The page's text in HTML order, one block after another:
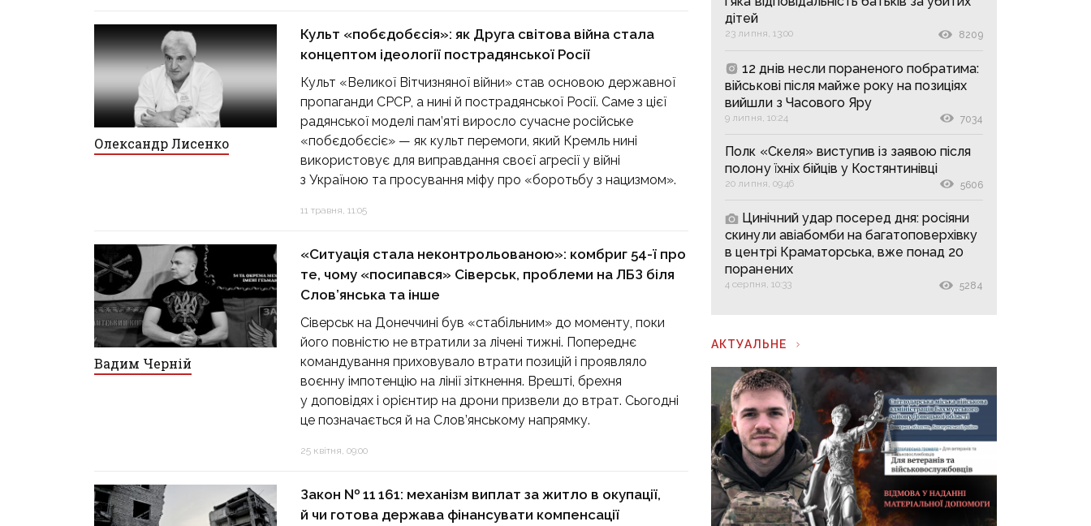
Олександр Лисенко
Культ «побєдобєсія»: як Друга світова війна стала
концептом ідеології пострадянської Росії
Культ «Великої Вітчизняної війни» став основою державної
пропаганди СРСР, а нині й пострадянської Росії. Саме з цієї
радянської моделі пам’яті виросло сучасне російське
«побєдобєсіє» — як культ перемоги, який Кремль нині
використовує для виправдання своєї агресії у війні
з Україною та просування міфу про «боротьбу з нацизмом».
11 травня, 11:05
Вадим Черній
«Ситуація стала неконтрольованою»: комбриг 54-ї про
те, чому «посипався» Сіверськ, проблеми на ЛБЗ біля
Слов’янська та інше
Сіверськ на Донеччині був «стабільним» до моменту, поки
його повністю не втратили за лічені тижні. Попереднє
командування приховувало втрати позицій і проявляло
воєнну імпотенцію на лінії зіткнення. Врешті, брехня
у доповідях і орієнтир на дрони призвели до втрат. Сьогодні
це позначається й на Слов’янському напрямку.
25 квітня, 09:00
Закон № 11 161: механізм виплат за житло в окупації,
й чи готова держава фінансувати компенсації
дітей
23 липня, 13:00 8209
12 днів несли пораненого побратима:
військові після майже року на позиціях
вийшли з Часового Яру
9 липня, 10:24 7034
Полк «Скеля» виступив із заявою після
полону їхніх бійців у Костянтинівці
20 липня, 09:46 5606
Цинічний удар посеред дня: росіяни
скинули авіабомби на багатоповерхівку
в центрі Краматорська, вже понад 20
поранених
4 серпня, 10:33 5284
АКТУАЛЬНЕ